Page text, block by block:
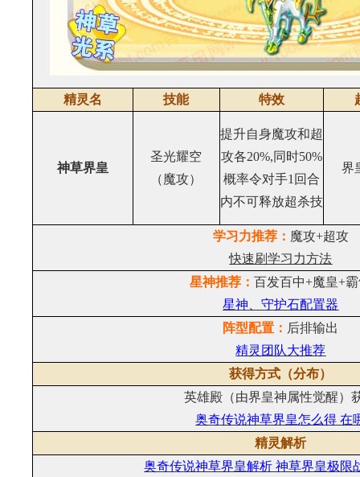
精灵名 技能 特效
神草界皇
圣光耀空
（魔攻）
提升自身魔攻和超
攻各20%,同时50%
概率令对手1回合
内不可释放超杀技
界
学习力推荐： 魔攻+超攻
快速刷学习力方法
星神推荐：百发百中+魔皇+
星神、守护石配置器
阵型配置： 后排输出
精灵团队大推荐
获得方式（分布）
英雄殿（由界皇神属性觉醒）
奥奇传说神草界皇怎么得 在
精灵解析
奥奇传说神草界皇解析 神草界皇极限